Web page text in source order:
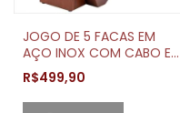
JOGO DE 5 FACAS EM
AÇO INOX COM CABO E
CEPO REVESTIDO EM
MADEIRA
R$499,90